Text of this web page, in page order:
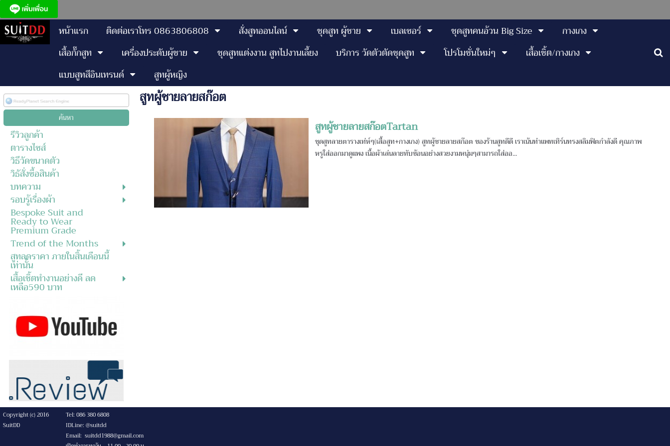
หน้าแรก ติดต่อเราโทร 0863806808 สั่งสูทออนไลน์ ชุดสูท ผู้ชาย เบลเซอร์ ชุดสูทคนอ้วน Big Size
กางเกง
เสื้อกั๊กสูท
เครื่องประดับผู้ชาย ชุดสูทแต่งงาน สูทไปงานเลี้ยง บริการ วัดตัวตัดชุดสูท โปรโมชั่นใหม่ๆ
เสื้อเชิ้ต/กางเกง
แบบสูทสีอินเทรนด์
สูทผู้หญิง
รีวิวลูกค้า
ตารางไซส์
วิธีวัดขนาดตัว
วิธัสั่งซื้อสินค้า
บทความ
รอบรู้เรื่องผ้า
Bespoke Suit and
Ready to Wear
Premium Grade
Trend of the Months
สูทลดราคา ภายในสิ้นเดือนนี้
เท่านั้น
เสื้อเชิ้ตทำงานอย่างดี ลด
เหลือ590 บาท
สูทผู้ชายลายสก๊อต
สูทผู้ชายลายสก๊อตTartan
ชุดสูทลายตารางเท่ห์ๆ(เสื้อสูท+กางเกง) สูทผู้ชายลายสก๊อต ของร้านสูทดีดี เราเน้นทำแพทเทิร์นทรงสลิมฟิตกำลังดี คุณภาพ
หรูใส่ออกมาดูแพง เนื้อผ้าเล่นลายทับซ้อนอย่างสวยงามหนุ่มๆสามารถใส่ออ...
Copyright (c) 2016
Tel: 086 380 6808
SuitDD
IDLine: @suitdd
Email: suitdd1988@gmail.com